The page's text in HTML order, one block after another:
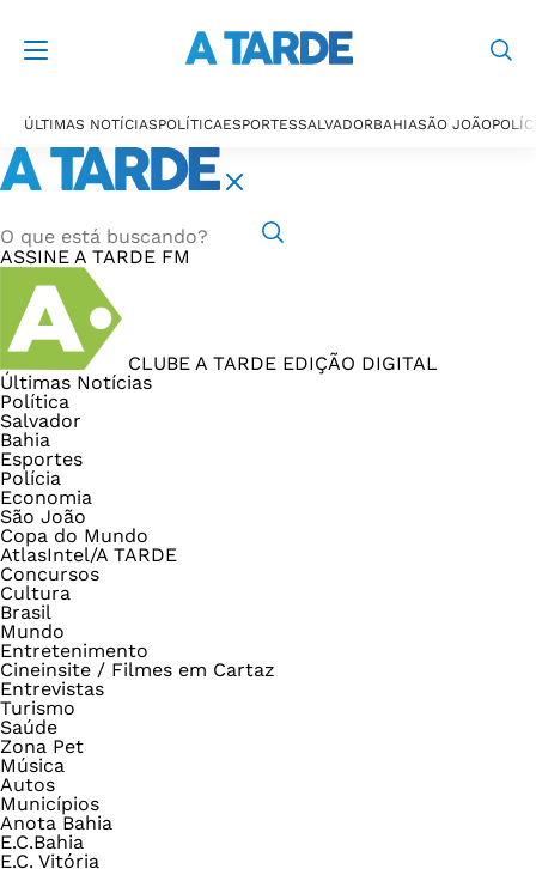
ÚLTIMAS NOTÍCIASPOLÍTICAESPORTESSALVADORBAHIASÃO JOÃO
ASSINE A TARDE FM
CLUBE A TARDE EDIÇÃO DIGITAL
Últimas Notícias
Política
Salvador
Bahia
Esportes
Polícia
Economia
São João
Copa do Mundo
AtlasIntel/A TARDE
Concursos
Cultura
Brasil
Mundo
Entretenimento
Cineinsite / Filmes em Cartaz
Entrevistas
Turismo
Saúde
Zona Pet
Música
Autos
Municípios
Anota Bahia
E.C.Bahia
E.C. Vitória